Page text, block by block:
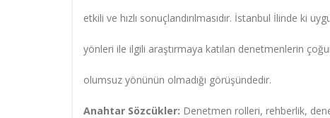
etkili ve hızlı sonuçlandırılmasıdır. İstanbul İlinde ki
yönleri ile ilgili araştırmaya katılan denetmenlerin
olumsuz yönünün olmadığı görüşündedir.
Anahtar Sözcükler: Denetmen rolleri, rehberlik,